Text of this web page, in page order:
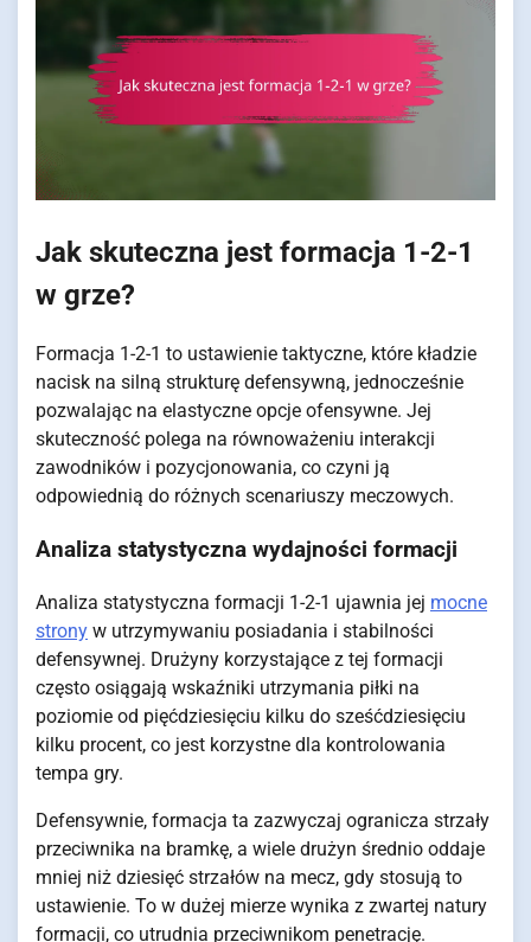
Jak skuteczna jest formacja 1-2-1
w grze?
Formacja 1-2-1 to ustawienie taktyczne, które kładzie
nacisk na silną strukturę defensywną, jednocześnie
pozwalając na elastyczne opcje ofensywne. Jej
skuteczność polega na równoważeniu interakcji
zawodników i pozycjonowania, co czyni ją
odpowiednią do różnych scenariuszy meczowych.
Analiza statystyczna wydajności formacji
Analiza statystyczna formacji 1-2-1 ujawnia jej mocne
strony w utrzymywaniu posiadania i stabilności
defensywnej. Drużyny korzystające z tej formacji
często osiągają wskaźniki utrzymania piłki na
poziomie od pięćdziesięciu kilku do sześćdziesięciu
kilku procent, co jest korzystne dla kontrolowania
tempa gry.
Defensywnie, formacja ta zazwyczaj ogranicza strzały
przeciwnika na bramkę, a wiele drużyn średnio oddaje
mniej niż dziesięć strzałów na mecz, gdy stosują to
ustawienie. To w dużej mierze wynika z zwartej natury
formacji, co utrudnia przeciwnikom penetrację.